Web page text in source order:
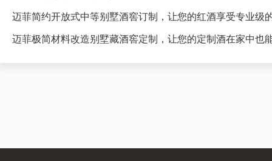
迈菲简约开放式中等别墅酒窖订制，让您的红酒享受专业级
迈菲极简材料改造别墅藏酒窖定制，让您的定制酒在家中也